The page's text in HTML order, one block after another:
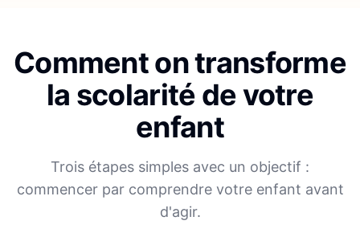
Comment on transforme
la scolarité de votre
enfant
Trois étapes simples avec un objectif :
commencer par comprendre votre enfant avant
d'agir.